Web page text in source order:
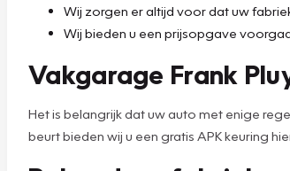
Wij zorgen er altijd voor dat uw
Wij bieden u een prijsopgave
Vakgarage Frank
Het is belangrijk dat uw auto met enige
beurt bieden wij u een gratis APK keuring